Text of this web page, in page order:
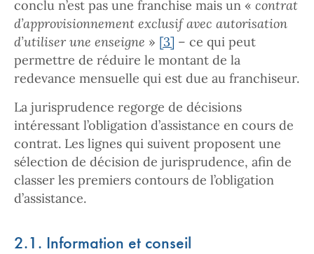
conclu n’est pas une franchise mais un « contrat
d’approvisionnement exclusif avec autorisation
d’utiliser une enseigne » [3] – ce qui peut
permettre de réduire le montant de la
redevance mensuelle qui est due au franchiseur.
La jurisprudence regorge de décisions
intéressant l’obligation d’assistance en cours de
contrat. Les lignes qui suivent proposent une
sélection de décision de jurisprudence, afin de
classer les premiers contours de l’obligation
d’assistance.
2.1. Information et conseil